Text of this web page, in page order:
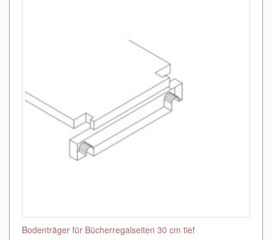
Bodenträger für Bücherregalseiten 30 cm tief